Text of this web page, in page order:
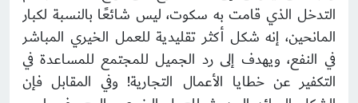
التدخل الذي قامت به سكوت، ليس شائعًا بالنسبة لكبار
المانحين، إنه شكل أكثر تقليدية للعمل الخيري المباشر
في النفع، ويهدف إلى رد الجميل للمجتمع للمساعدة في
التكفير عن خطايا الأعمال التجارية! وفي المقابل فإن